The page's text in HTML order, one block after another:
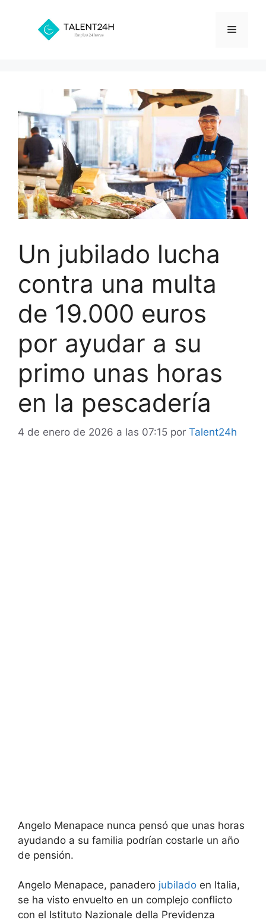
contenido
Menú
Un jubilado lucha
contra una multa
de 19.000 euros
por ayudar a su
primo unas horas
en la pescadería
4 de enero de 2026 a las 07:15 por Talent24h
Angelo Menapace nunca pensó que unas horas
ayudando a su familia podrían costarle un año
de pensión.
Angelo Menapace, panadero jubilado en Italia,
se ha visto envuelto en un complejo conflicto
con el Istituto Nazionale della Previdenza